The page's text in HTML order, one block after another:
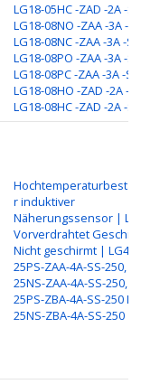
LG18-05HC -ZAD -2A -
LG18-08NO -ZAA -3A -
LG18-08NC -ZAA -3A -
LG18-08PO -ZAA -3A -
LG18-08PC -ZAA -3A -
LG18-08HO -ZAD -2A -
LG18-08HC -ZAD -2A -
r induktiver
Näherungssensor |
Vorverdrahtet
Nicht geschirmt | LG40-
25PS-ZAA-4A-SS-250,
25NS-ZAA-4A-SS-250,
25PS-ZBA-4A-SS-250
25NS-ZBA-4A-SS-250